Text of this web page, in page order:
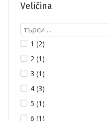
Veličina
1 (2)
2 (1)
3 (1)
4 (3)
5 (1)
6 (1)